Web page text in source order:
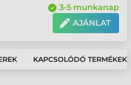
3-5 munkanap
AJÁNLAT
KAPCSOLÓDÓ TERMÉKEK